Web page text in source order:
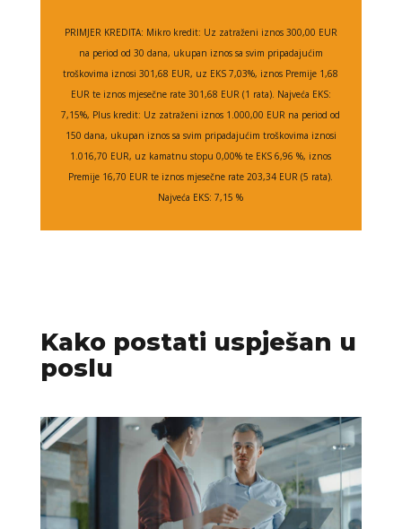
PRIMJER KREDITA: Mikro kredit: Uz zatraženi iznos 300,00 EUR
na period od 30 dana, ukupan iznos sa svim pripadajućim
troškovima iznosi 301,68 EUR, uz EKS 7,03%, iznos Premije 1,68
EUR te iznos mjesečne rate 301,68 EUR (1 rata). Najveća EKS:
7,15%, Plus kredit: Uz zatraženi iznos 1.000,00 EUR na period od
150 dana, ukupan iznos sa svim pripadajućim troškovima iznosi
1.016,70 EUR, uz kamatnu stopu 0,00% te EKS 6,96 %, iznos
Premije 16,70 EUR te iznos mjesečne rate 203,34 EUR (5 rata).
Najveća EKS: 7,15 %
Kako postati uspješan u
poslu